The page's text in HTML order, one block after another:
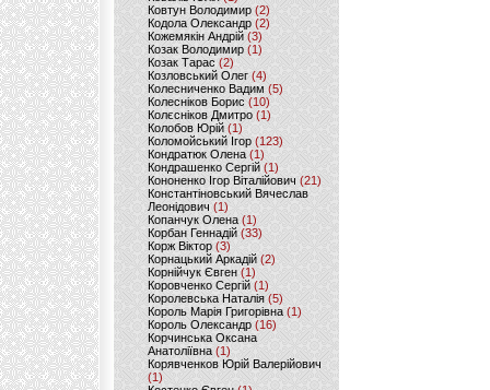
Ковтун Володимир (2)
Кодола Олександр (2)
Кожемякін Андрій (3)
Козак Володимир (1)
Козак Тарас (2)
Козловський Олег(4)
Колесниченко Вадим (5)
Колесніков Борис (10)
Колєсніков Дмитро (1)
Колобов Юрій (1)
Коломойський Ігор (123)
Кондратюк Олена(1)
Кондрашенко Сергій (1)
Кононенко Ігор Віталійович (21)
Константіновський Вячеслав
Леонідович (1)
Копанчук Олена (1)
Корбан Геннадій (33)
Корж Віктор (3)
Корнацький Аркадій (2)
Корнійчук Євген (1)
Коровченко Сергій (1)
Королевська Наталія(5)
Король Марія Григорівна (1)
Король Олександр (16)
Корчинська Оксана
Анатоліївна (1)
Корявченков Юрій Валерійович
(1)